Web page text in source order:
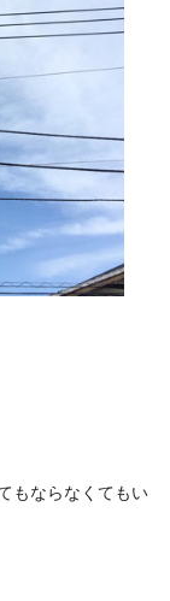
もならなくてもい